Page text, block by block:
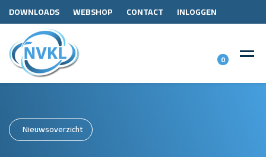
DOWNLOADS WEBSHOP CONTACT INLOGGEN
0
Nieuwsoverzicht